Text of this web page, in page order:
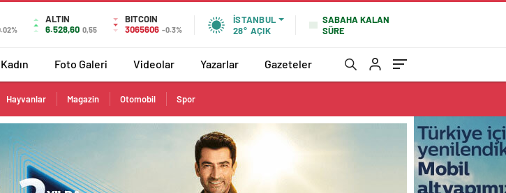
ALTIN
6.528,60 0,55
BITCOIN
3065606 -0.3%
İSTANBUL
28° AÇIK
SABAHA KALAN
SÜRE
Kadın Foto Galeri Videolar Yazarlar Gazeteler
Hayvanlar Magazin Otomobil Spor